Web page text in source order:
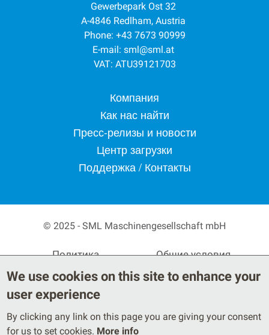
Gewerbepark Ost 32
A-4846 Redlham, Austria
Phone: +43 7673 90999
E-mail: sml@sml.at
VAT: ATU39121703
Footer menuКомпания
Как нас найти
Пресс-релизы и новости
Центр загрузки
Поддержка / Контакты
© 2025 - SML Maschinengesellschaft mbH
Secondary Footer Menu
Политика
Общие условия
Правовые положения
We use cookies on this site to enhance your
user experience
By clicking any link on this page you are giving your consent
for us to set cookies. More info